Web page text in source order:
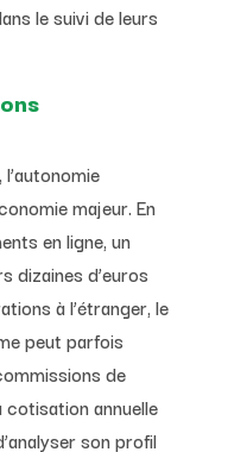
le suivi de leurs
, l’autonomie
majeur. En
en ligne, un
dizaines d’euros
à l’étranger, le
peut parfois
de
cotisation annuelle
son profil